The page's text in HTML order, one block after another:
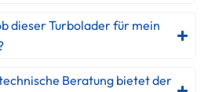
dieser Turbolader für mein
Beratung bietet der